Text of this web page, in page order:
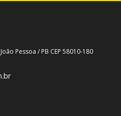
Pessoa / PB CEP 58010-180